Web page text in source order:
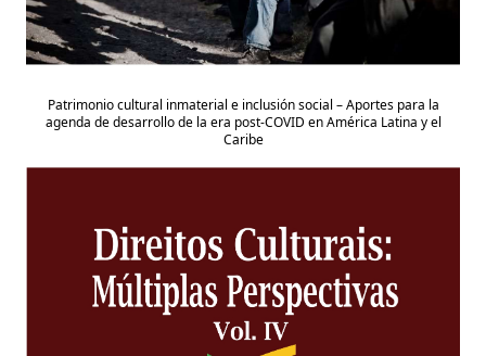
Patrimonio cultural inmaterial e inclusión social – Aportes para la
agenda de desarrollo de la era post-COVID en América Latina y el
Caribe